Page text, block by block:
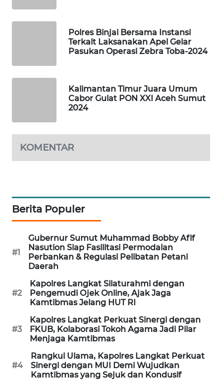
Polres Binjai Bersama Instansi
Terkait Laksanakan Apel Gelar
Pasukan Operasi Zebra Toba-2024
Kalimantan Timur Juara Umum
Cabor Gulat PON XXI Aceh Sumut
2024
KOMENTAR
Berita Populer
#1
Gubernur Sumut Muhammad Bobby Afif
Nasution Siap Fasilitasi Permodalan
Perbankan & Regulasi Pelibatan Petani
Daerah
#2
Kapolres Langkat Silaturahmi dengan
Pengemudi Ojek Online, Ajak Jaga
Kamtibmas Jelang HUT RI
#3
Kapolres Langkat Perkuat Sinergi dengan
FKUB, Kolaborasi Tokoh Agama Jadi Pilar
Menjaga Kamtibmas
#4
Rangkul Ulama, Kapolres Langkat Perkuat
Sinergi dengan MUI Demi Wujudkan
Kamtibmas yang Sejuk dan Kondusif
WAHANA
SELEB
OTOMOTIF
WAHANA
DESA
WISATA
LAPAK
WAHANA
Wahana
KONSUMEN
LISTRIK
MASYARAKAT
KELISTRIKAN